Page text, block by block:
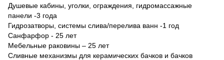
Душевые кабины, уголки, ограждения, гидромассажные
панели -3 года
Гидрозатворы, системы слива/перелива ванн -1 год
Санфарфор - 25 лет
Мебельные раковины – 25 лет
Сливные механизмы для керамических бачков и бачков